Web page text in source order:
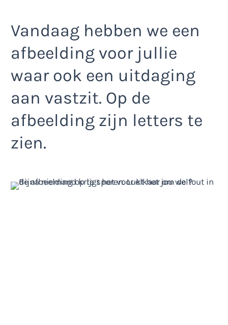
Vandaag hebben we een
afbeelding voor jullie
waar ook een uitdaging
aan vastzit. Op de
afbeelding zijn letters te
zien.